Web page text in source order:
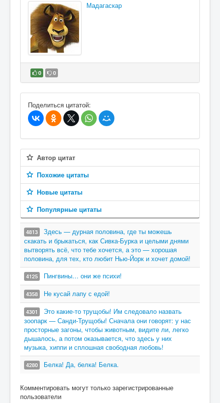
Мадагаскар
0 0
В избранное
Поделиться цитатой:
Автор цитат
Похожие цитаты
Новые цитаты
Популярные цитаты
4813
Здесь — дурная половина, где ты можешь
скакать и брыкаться, как Сивка-Бурка и целыми днями
вытворять всё, что тебе хочется, а это — хорошая
половина, для тех, кто любит Нью-Йорк и хочет домой!
4125 Пингвины… они же психи!
4358 Не кусай лапу с едой!
4301
Это какие-то трущобы! Им следовало назвать
зоопарк — Санди-Трущобы! Сначала они говорят: у нас
просторные загоны, чтобы животным, видите ли, легко
дышалось, а потом оказывается, что здесь у них
музыка, хиппи и сплошная свободная любовь!
4280 Белка! Да, белка! Белка.
Комментировать могут только зарегистрированные
пользователи